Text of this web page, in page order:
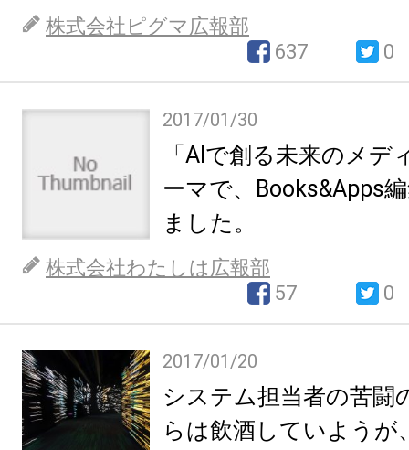
株式会社ピグマ広報部
637
0
2017/01/30
「AIで創る未来のメデ
ーマで、Books&Apps
ました。
株式会社わたしは広報部
57
0
2017/01/20
システム担当者の苦闘
らは飲酒していようが